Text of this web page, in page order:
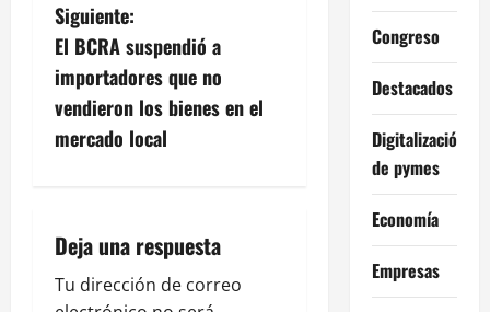
v
e
g
a
i
ó
Siguiente:
El BCRA suspendió a
importadores que no
vendieron los bienes en el
mercado local
Deja una respuesta
Tu dirección de correo
Congreso
Destacados
Digitalización
de pymes
Economía
Empresas